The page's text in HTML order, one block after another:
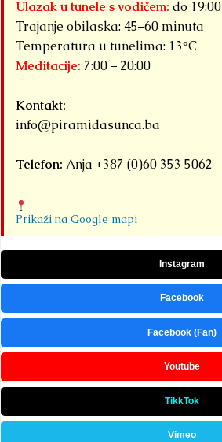
Ulazak u tunele s vodičem: do 19:00
Trajanje obilaska: 45–60 minuta
Temperatura u tunelima: 13°C
Meditacije: 7:00 – 20:00
Kontakt:
info@piramidasunca.ba
Telefon: Anja +387 (0)60 353 5062
Prikaži na Google mapi
Instagram
Facebook
Facebook (Fan)
Youtube
TikkTok
Vimeo